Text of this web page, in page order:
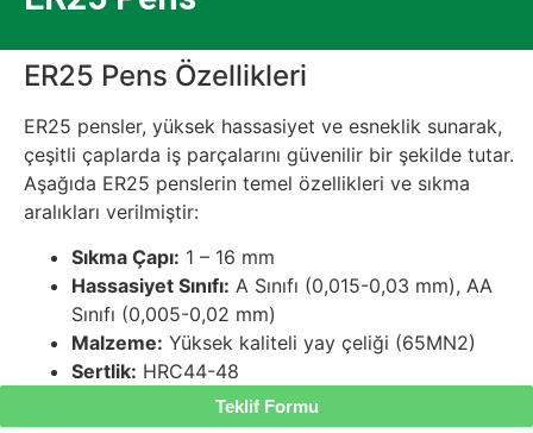
ER25 Pens Özellikleri
ER25 pensler, yüksek hassasiyet ve esneklik sunarak,
çeşitli çaplarda iş parçalarını güvenilir bir şekilde tutar.
Aşağıda ER25 penslerin temel özellikleri ve sıkma
aralıkları verilmiştir:
Sıkma Çapı: 1 – 16 mm
Hassasiyet Sınıfı: A Sınıfı (0,015-0,03 mm), AA
Sınıfı (0,005-0,02 mm)
Malzeme: Yüksek kaliteli yay çeliği (65MN2)
Sertlik: HRC44-48
Teklif Formu